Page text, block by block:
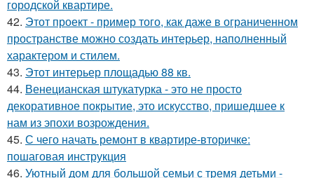
городской квартире.
42. Этот проект - пример того, как даже в ограниченном
пространстве можно создать интерьер, наполненный
характером и стилем.
43. Этот интерьер площадью 88 кв.
44. Венецианская штукатурка - это не просто
декоративное покрытие, это искусство, пришедшее к
нам из эпохи возрождения.
45. С чего начать ремонт в квартире-вторичке:
пошаговая инструкция
46. Уютный дом для большой семьи с тремя детьми -